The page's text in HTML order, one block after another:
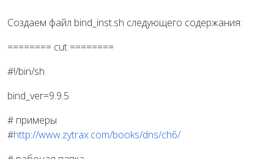
Создаем файл bind_inst.sh следующего содержания:
======== cut ========
#!/bin/sh
bind_ver=9.9.5
# примеры
#http://www.zytrax.com/books/dns/ch6/